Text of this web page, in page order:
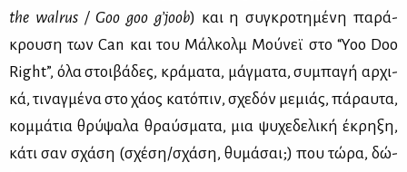
the walrus / Goo goo g’joob) και η συ­γκρο­τη­μέ­νη πα­ρά­
κρου­ση των Can και του Μάλ­κολμ Μού­νεϊ στο “Yoo Doo
Right”, όλα στοι­βά­δες, κρά­μα­τα, μάγ­μα­τα, συ­μπα­γή αρ­χι­
κά, τι­ναγ­μέ­να στο χά­ος κα­τό­πιν, σχε­δόν με­μιάς, πά­ραυ­τα,
κομ­μά­τια θρύ­ψα­λα θραύ­σμα­τα, μια ψυ­χε­δε­λι­κή έκρη­ξη,
κά­τι σαν σχά­ση (σχέ­ση/σχά­ση, θυ­μά­σαι;) που τώ­ρα, δώ­